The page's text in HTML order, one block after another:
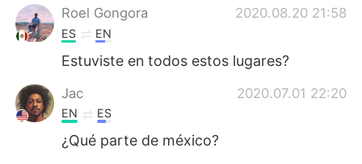
Roel Gongora 2020.08.20 21:58
ES EN
Estuviste en todos estos lugares?
Jac 2020.07.01 22:20
EN ES
¿Qué parte de méxico?